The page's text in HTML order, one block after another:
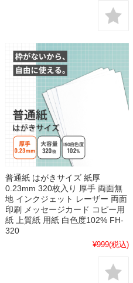
普通紙 はがきサイズ 紙厚
0.23mm 320枚入り 厚手 両面無
地 インクジェット レーザー 両面
印刷 メッセージカード コピー用
紙 上質紙 用紙 白色度102% FH-
320
¥999(税込)